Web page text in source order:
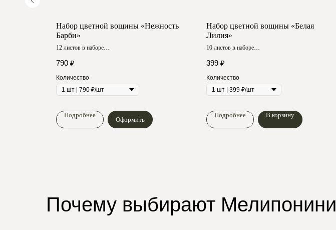
Набор цветной вощины «Нежность
Барби»
12 листов в наборе
790 ₽
Количество
Подробнее
Оформить
Набор цветной вощины «Белая
Лилия»
10 листов в наборе
399 ₽
Количество
Подробнее В корзину
Почему выбирают Мелипонини